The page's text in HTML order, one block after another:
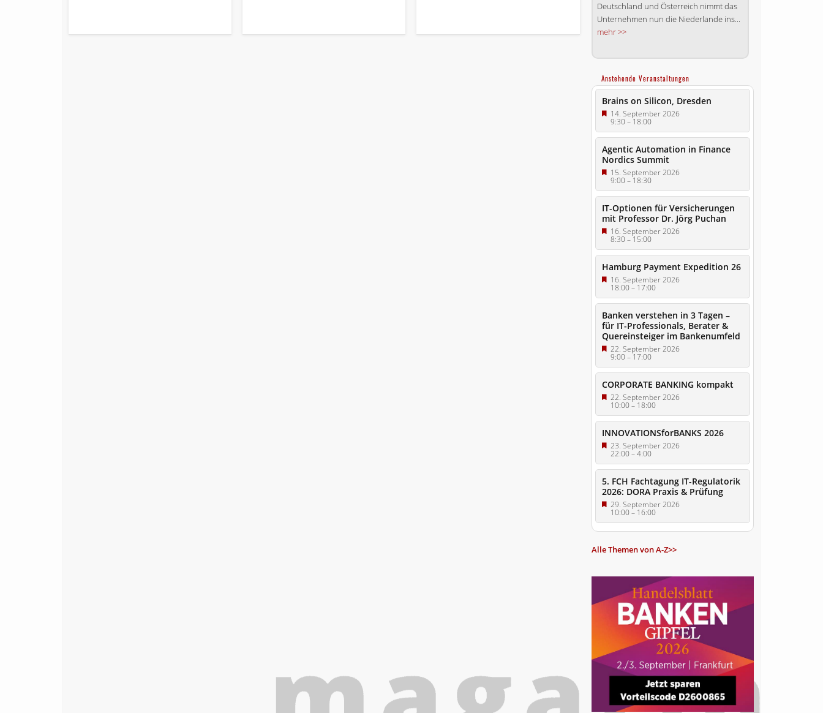
Deutschland und Österreich nimmt das
Unternehmen nun die Niederlande ins...
mehr >>
Anstehende Veranstaltungen
Brains on Silicon, Dresden
14. September 2026
9:30–18:00
Agentic Automation in Finance
Nordics Summit
15. September 2026
9:00–18:30
IT-Optionen für Versicherungen
mit Professor Dr. Jörg Puchan
16. September 2026
8:30–15:00
Hamburg Payment Expedition 26
16. September 2026
18:00– 17:00
Banken verstehen in 3 Tagen –
für IT-Professionals, Berater &
Quereinsteiger im Bankenumfeld
22. September 2026
9:00–17:00
CORPORATE BANKING kompakt
22. September 2026
10:00– 18:00
INNOVATIONSforBANKS 2026
23. September 2026
22:00–4:00
5. FCH Fachtagung IT-Regulatorik
2026: DORA Praxis & Prüfung
29. September 2026
10:00– 16:00
Alle Themen von A-Z>>